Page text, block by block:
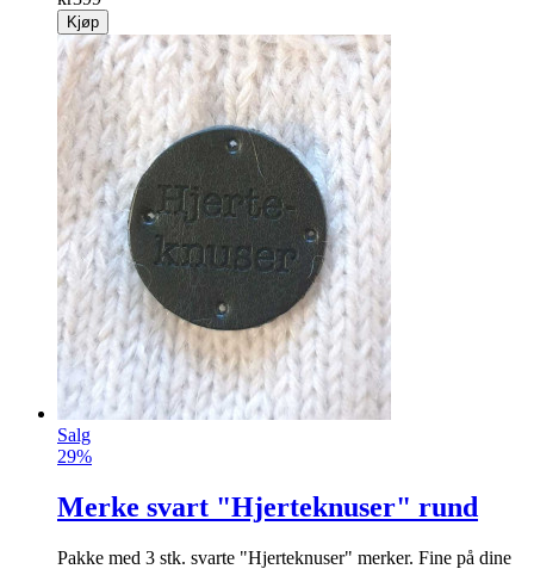
Kjøp
Salg
29%
Merke svart "Hjerteknuser" rund
Pakke med 3 stk. svarte "Hjerteknuser" merker. Fine på dine